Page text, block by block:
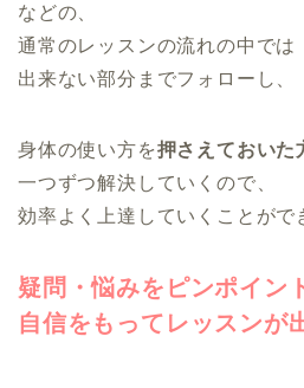
などの、
通常のレッスンの流れの中では
出来ない部分までフォローし、
身体の使い方を押さえておいた
一つずつ解決していくので、
効率よく上達していくことがで
疑問・悩みをピンポイン
自信をもってレッスンが